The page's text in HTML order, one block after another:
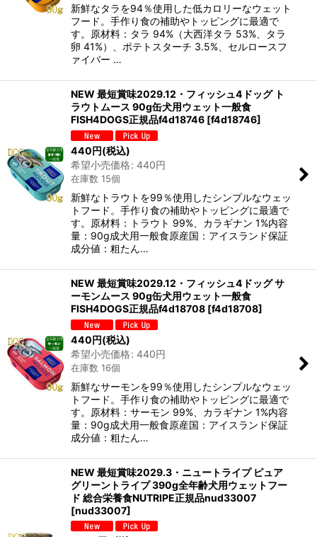
新鮮なタラを94％使用した低カロリーなウェット
フード。手作り食の補助やトッピングに最適で
す。原材料：タラ 94%（大西洋タラ 53%、タラ
卵 41%）、ポテトスターチ 3.5%、セルロースフ
ァイバー …
NEW 最短賞味2029.12・フィッシュ4ドッグ ト
ラウトムース 90g缶犬用ウェット一般食
FISH4DOGS正規品f4d18746 [f4d18746]
440円(税込)
希望小売価格: 440円
在庫数 15個
新鮮なトラウトを99％使用したシンプルなウェッ
トフード。手作り食の補助やトッピングに最適で
す。原材料：トラウト 99%、カラギナン 1%内容
量：90g成犬用一般食原産国：アイスランド保証
成分値：粗たん…
NEW 最短賞味2029.12・フィッシュ4ドッグ サ
ーモンムース 90g缶犬用ウェット一般食
FISH4DOGS正規品f4d18708 [f4d18708]
440円(税込)
希望小売価格: 440円
在庫数 16個
新鮮なサーモンを99％使用したシンプルなウェッ
トフード。手作り食の補助やトッピングに最適で
す。原材料：サーモン 99%、カラギナン 1%内容
量：90g成犬用一般食原産国：アイスランド保証
成分値：粗たん…
NEW 最短賞味2029.3・ニュートライプ ピュア
グリーントライプ 390g全年齢犬用ウェットフー
ド 総合栄養食NUTRIPE正規品nud33007
[nud33007]